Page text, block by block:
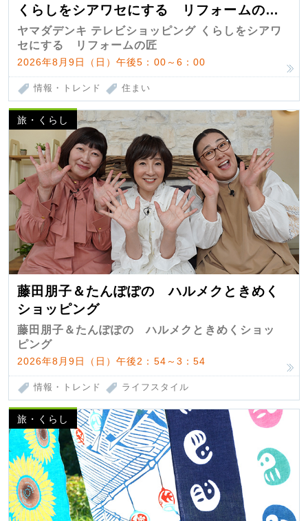
くらしをシアワセにする リフォームの
匠 第7弾
ヤマダデンキ テレビショッピング くらしをシアワ
セにする リフォームの匠
2026年8月9日（日）午後5：00～6：00
情報・トレンド 住まい
旅・くらし
藤田朋子＆たんぽぽの ハルメクときめく
ショッピング
藤田朋子＆たんぽぽの ハルメクときめくショッ
ピング
2026年8月9日（日）午後2：54～3：54
情報・トレンド ライフスタイル
旅・くらし